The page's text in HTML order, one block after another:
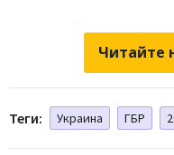
Читайте
Теги: Украина ГБР